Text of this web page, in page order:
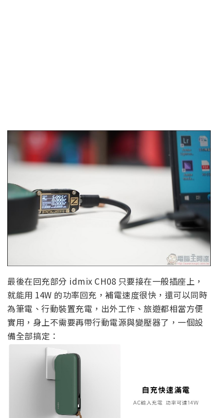
最後在回充部分 idmix CH08 只要接在一般插座上，
就能用 14W 的功率回充，補電速度很快，還可以同時
為筆電、行動裝置充電，出外工作、旅遊都相當方便
實用，身上不需要再帶行動電源與變壓器了，一個設
備全部搞定：